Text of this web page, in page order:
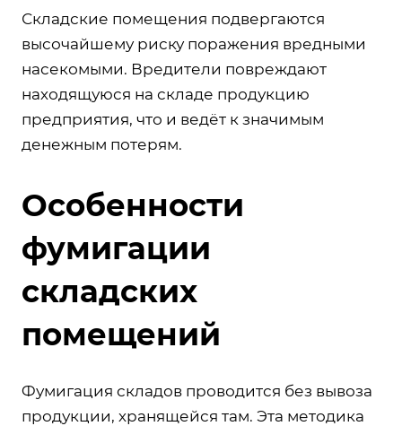
Складские помещения подвергаются
высочайшему риску поражения вредными
насекомыми. Вредители повреждают
находящуюся на складе продукцию
предприятия, что и ведёт к значимым
денежным потерям.
Особенности
фумигации
складских
помещений
Фумигация складов проводится без вывоза
продукции, хранящейся там. Эта методика